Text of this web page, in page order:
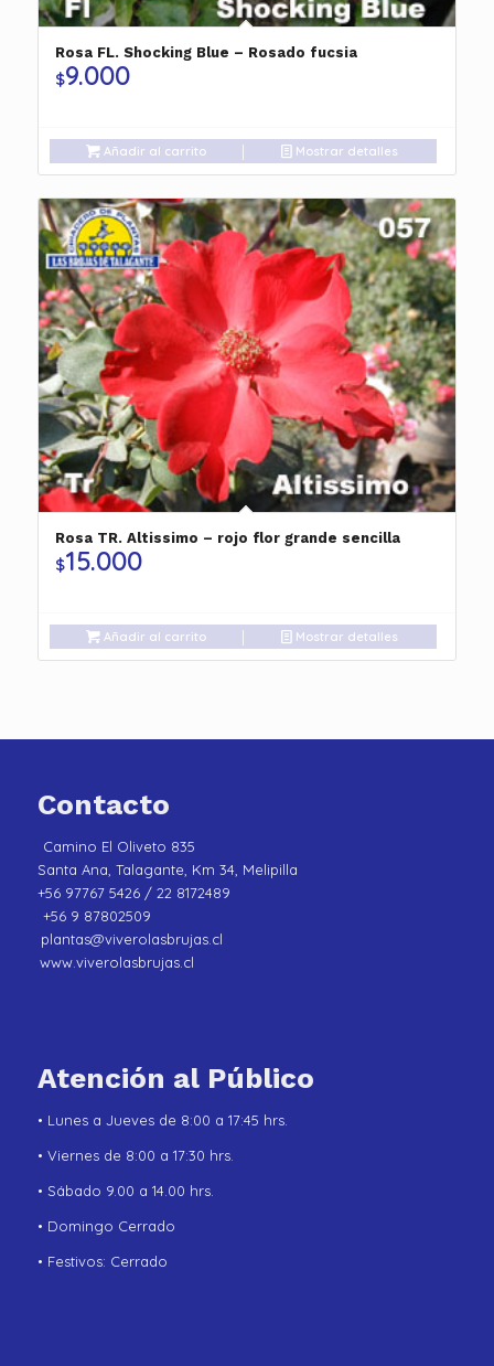
Rosa FL. Shocking Blue – Rosado fucsia
$9.000
Añadir al carrito Mostrar detalles
Rosa TR. Altissimo – rojo flor grande sencilla
$15.000
Añadir al carrito Mostrar detalles
Contacto
Camino El Oliveto 835
Santa Ana, Talagante, Km 34, Melipilla
+56 97767 5426 / 22 8172489
+56 9 87802509
plantas@viverolasbrujas.cl
www.viverolasbrujas.cl
Atención al Público
• Lunes a Jueves de 8:00 a 17:45 hrs.
• Viernes de 8:00 a 17:30 hrs.
• Sábado 9.00 a 14.00 hrs.
• Domingo Cerrado
• Festivos: Cerrado